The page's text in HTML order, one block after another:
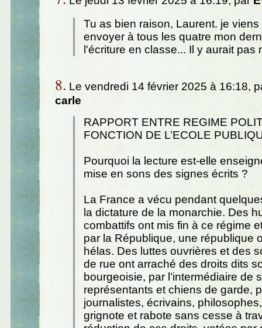
Tu as bien raison, Laurent. je
envoyer à tous les quatre mon
l'écriture en classe... Il y aurait pas
8. Le vendredi 14 février 2025 à 16:18,
carle
RAPPORT ENTRE REGIME
FONCTION DE L’ECOLE
Pourquoi la lecture est-elle
mise en sons des signes écrits ?
La France a vécu pendant
la dictature de la monarchie. Des
combattifs ont mis fin à ce régime
par la République, une république
hélas. Des luttes ouvrières et des
de rue ont arraché des droits dits
bourgeoisie, par l’intermédiaire de
représentants et chiens de garde,
journalistes, écrivains,
grignote et rabote sans cesse à